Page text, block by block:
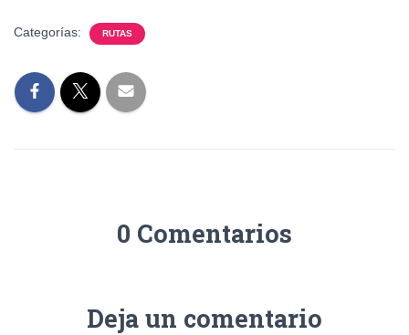
Categorías: RUTAS
0 Comentarios
Deja un comentario